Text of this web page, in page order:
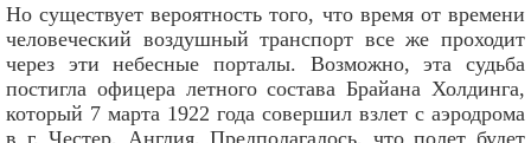
Но существует вероятность того, что время от времени
человеческий воздушный транспорт все же проходит
через эти небесные порталы. Возможно, эта судьба
постигла офицера летного состава Брайана Холдинга,
который 7 марта 1922 года совершил взлет с аэродрома
в г. Честер, Англия. Предполагалось, что полет будет